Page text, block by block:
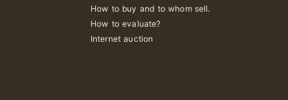
How to buy and to whom sell.
How to evaluate?
Internet auction